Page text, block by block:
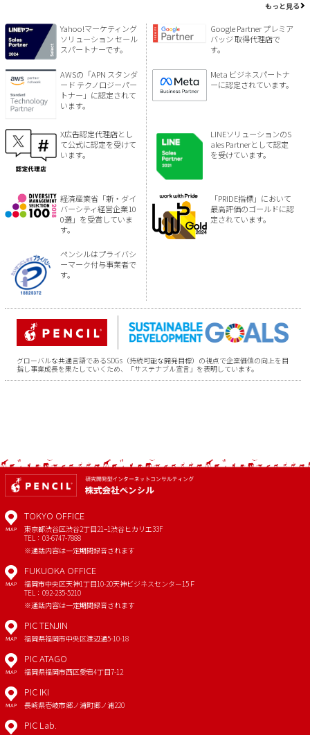
もっと見る
Yahoo!マーケティング
ソリューション セール
スパートナーです。
Google Partner プレミア
バッジ 取得代理店で
す。
AWSの「APN スタンダ
ード テクノロジーパー
トナー」に認定されて
います。
Meta ビジネスパートナ
ーに認定されています。
X広告認定代理店とし
て公式に認定を受けて
います。
LINEソリューションのS
ales Partnerとして認定
を受けています。
経済産業省「新・ダイ
バーシティ経営企業10
0選」を受賞していま
す。
「PRIDE指標」において
最高評価のゴールドに認
定されています。
ペンシルはプライバシ
ーマーク付与事業者で
す。
グローバルな共通言語であるSDGs（持続可能な開発目標）の視点で企業価値の向上を目
指し事業成長を果たしていくため、「サステナブル宣言」を表明しています。
MAP
TOKYO OFFICE
東京都渋谷区渋谷2丁目21−1渋谷ヒカリエ33F
TEL：03-6747-7888
※通話内容は一定期間録音されます
MAP
FUKUOKA OFFICE
福岡市中央区天神1丁目10-20天神ビジネスセンター15Ｆ
TEL：092-235-5210
※通話内容は一定期間録音されます
MAP
PIC TENJIN
福岡県福岡市中央区渡辺通5-10-18
MAP
PIC ATAGO
福岡県福岡市西区愛宕4丁目7-12
MAP
PIC IKI
長崎県壱岐市郷ノ浦町郷ノ浦220
PIC Lab.